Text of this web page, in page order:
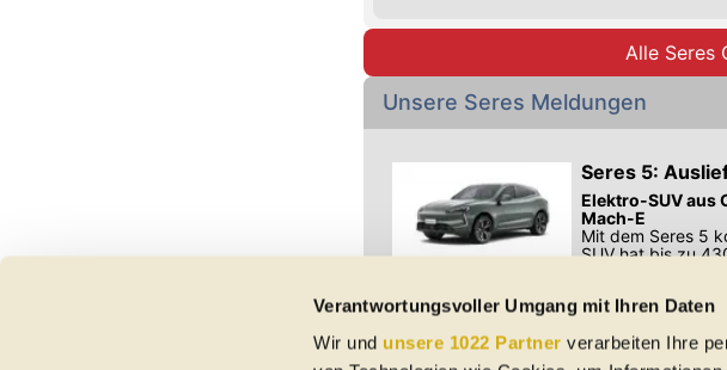
Verantwortungsvoller Umgang mit Ihren Daten
Wir und unsere 1022 Partner verarbeiten Ihre
Alle Seres
Unsere Seres Meldungen
Seres 5:
Elektro-SUV aus
Mach-E
Mit dem Seres 5
SUV hat bis zu
Preisangaben in den
Vorbehaltlich Irrtümer, Schreibfehler und